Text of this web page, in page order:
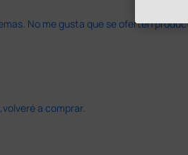
No me gusta que se oferten
a comprar.